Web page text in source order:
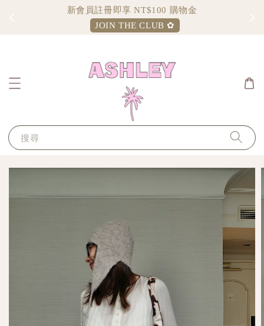
Sign up and enjoy $100 shopping credit
JOIN THE CLUB ✿
搜尋